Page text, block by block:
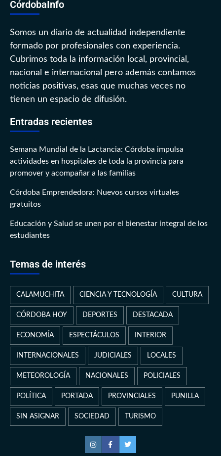
CórdobaInfo
Somos un diario de actualidad independiente
formado por profesionales con experiencia.
Cubrimos toda la información local, provincial,
nacional e internacional pero además contamos
noticias positivas, esas que muchas veces no
tienen un espacio de difusión.
Entradas recientes
Semana Mundial de la Lactancia: Córdoba impulsa
actividades en hospitales de toda la provincia para
promover y acompañar a las familias
Córdoba Emprendedora: Nuevos cursos virtuales
gratuitos
Educación y Salud se unen por el bienestar integral de los
estudiantes
Temas de interés
CALAMUCHITA CIENCIA Y TECNOLOGÍA CULTURA
CÓRDOBA HOY DEPORTES DESTACADA
ECONOMÍA ESPECTÁCULOS INTERIOR
INTERNACIONALES JUDICIALES LOCALES
METEOROLOGÍA NACIONALES POLICIALES
POLÍTICA PORTADA PROVINCIALES PUNILLA
SIN ASIGNAR SOCIEDAD TURISMO